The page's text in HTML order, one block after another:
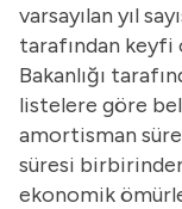
varsayılan yıl
tarafından keyfi
Bakanlığı
listelere göre
amortisman
süresi
ekonomik